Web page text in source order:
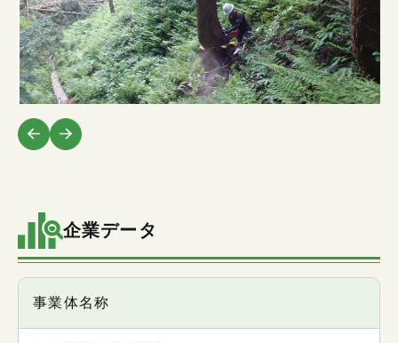
企業データ
項目
事業体名称